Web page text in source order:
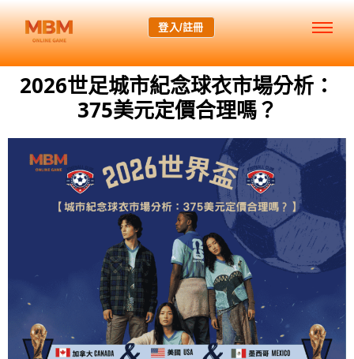
登入/註冊
2026世足城市紀念球衣市場分析：
375美元定價合理嗎？